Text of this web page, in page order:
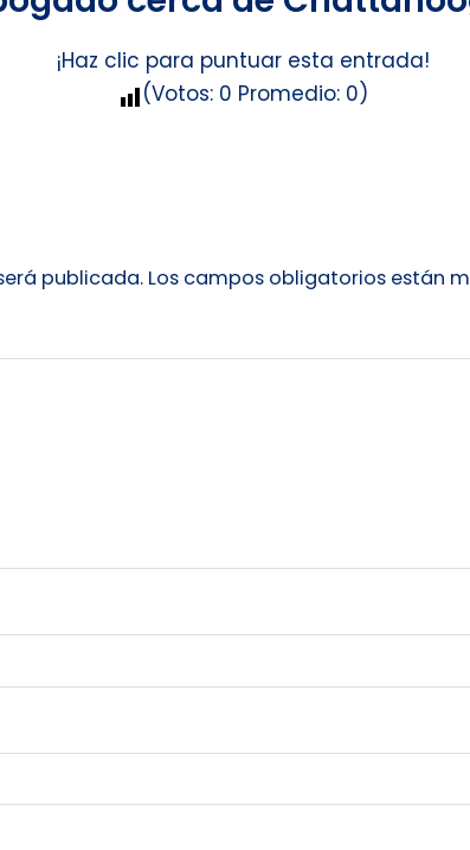
¡Haz clic para puntuar esta entrada!
(Votos: 0 Promedio: 0)
publicada. Los campos obligatorios están